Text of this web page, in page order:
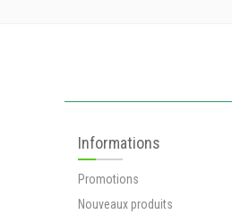
Informations
Promotions
Nouveaux produits